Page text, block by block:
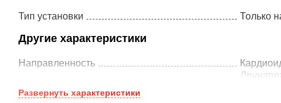
Тип установки Только
Другие характеристики
Направленность
Сопротивление
Развернуть характеристики
-
690 ₽
Плагин в подарок
курс